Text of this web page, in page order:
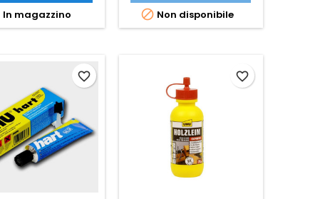
In magazzino  Non disponibile
favorite_border favorite_border